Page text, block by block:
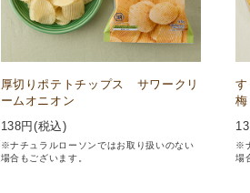
厚切りポテトチップス サワークリ
ームオニオン
138円(税込)
※ナチュラルローソンではお取り扱いのない
場合もございます。
梅
※
場